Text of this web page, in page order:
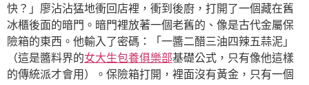
快？」廖沾沾猛地衝回店裡，衝到後廚，打開了一個藏在舊
冰櫃後面的暗門。暗門裡放著一個老舊的、像是古代金屬保
險箱的東西。他輸入了密碼：「一醬二醋三油四辣五蒜泥」
（這是醬料界的女大生包養俱樂部基礎公式，只有像他這樣
的傳統派才會用）。保險箱打開，裡面沒有黃金，只有一個